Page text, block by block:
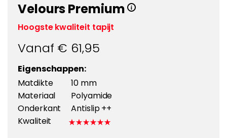
Velours Premium
Hoogste kwaliteit tapijt
Vanaf € 61,95
Eigenschappen:
Matdikte
10 mm
Materiaal
Polyamide
Onderkant
Antislip ++
Kwaliteit